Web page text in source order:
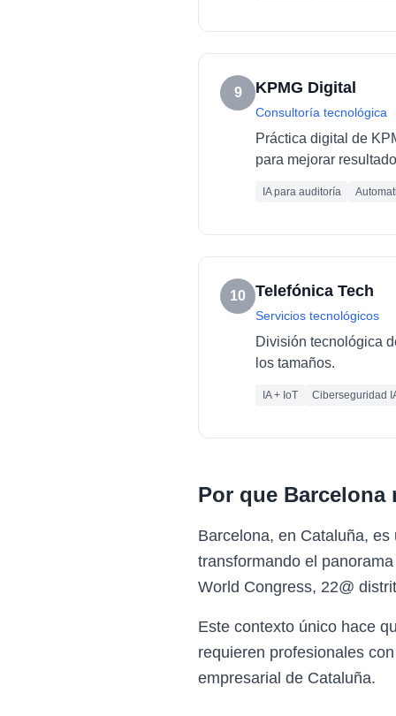
9 KPMG Digital
Consultoría tecnológica
Práctica digital de
para mejorar
IA para auditoría
10 Telefónica Tech
Servicios tecnológicos
División tecnológica
los tamaños.
IA + IoT Ciberseguridad
Por que Barcelona
Barcelona, en Cataluña,
transformando el
World Congress, 22@
Este contexto único hace
requieren profesionales
empresarial de Cataluña.